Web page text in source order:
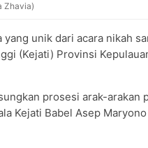
Zhavia)
yang unik dari acara nikah
(Kejati) Provinsi
prosesi arak-arakan
Kejati Babel Asep Maryono